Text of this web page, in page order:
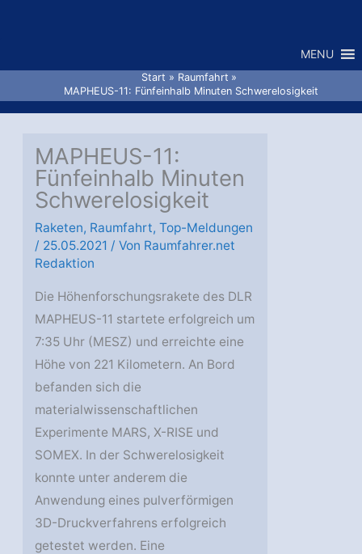
MENU
Start
Raumfahrt
MAPHEUS-11: Fünfeinhalb Minuten Schwerelosigkeit
MAPHEUS-11:
Fünfeinhalb Minuten
Schwerelosigkeit
Raketen, Raumfahrt,Top-Meldungen
/ 25.05.2021 / Von Raumfahrer.net
Redaktion
Die Höhenforschungsrakete des DLR
MAPHEUS-11 startete erfolgreich um
7:35 Uhr (MESZ) und erreichte eine
Höhe von 221 Kilometern. An Bord
befanden sich die
materialwissenschaftlichen
Experimente MARS, X-RISE und
SOMEX. In der Schwerelosigkeit
konnte unter anderem die
Anwendung eines pulverförmigen
3D-Druckverfahrens erfolgreich
getestet werden. Eine